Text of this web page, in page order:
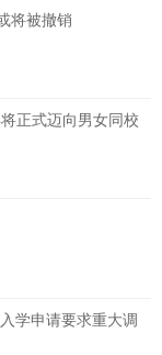
将被撤销
正式迈向男女同校
学申请要求重大调